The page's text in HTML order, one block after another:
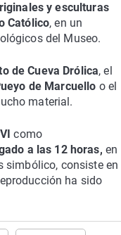
y esculturas
Católico, en un
del Museo.
de Cueva Drólica, el
de Marcuello o el
material.
VIcomo
a las 12 horas, en
simbólico, consiste en
ha sido